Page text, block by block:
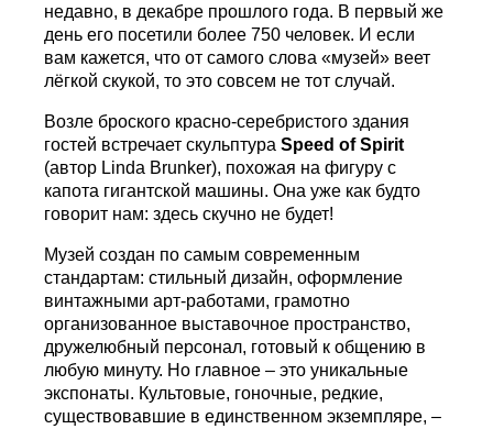
недавно, в декабре прошлого года. В первый же
день его посетили более 750 человек. И если
вам кажется, что от самого слова «музей» веет
лёгкой скукой, то это совсем не тот случай.
Возле броского красно-серебристого здания
гостей встречает скульптураSpeed of Spirit
(автор Linda Brunker), похожая на фигуру с
капота гигантской машины. Она уже как будто
говорит нам: здесь скучно не будет!
Музей создан по самым современным
стандартам: стильный дизайн, оформление
винтажными арт-работами, грамотно
организованное выставочное пространство,
дружелюбный персонал, готовый к общению в
любую минуту. Но главное – это уникальные
экспонаты. Культовые, гоночные, редкие,
существовавшие в единственном экземпляре, –